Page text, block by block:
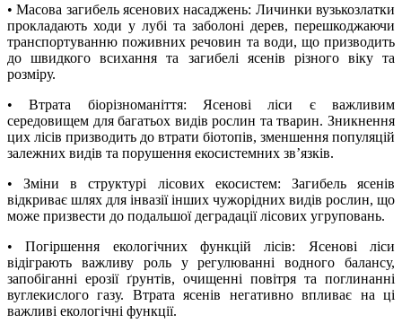
• Масова загибель ясенових насаджень: Личинки вузькозлатки
прокладають ходи у лубі та заболоні дерев, перешкоджаючи
транспортуванню поживних речовин та води, що призводить
до швидкого всихання та загибелі ясенів різного віку та
розміру.
• Втрата біорізноманіття: Ясенові ліси є важливим
середовищем для багатьох видів рослин та тварин. Зникнення
цих лісів призводить до втрати біотопів, зменшення популяцій
залежних видів та порушення екосистемних зв’язків.
• Зміни в структурі лісових екосистем: Загибель ясенів
відкриває шлях для інвазії інших чужорідних видів рослин, що
може призвести до подальшої деградації лісових угруповань.
• Погіршення екологічних функцій лісів: Ясенові ліси
відіграють важливу роль у регулюванні водного балансу,
запобіганні ерозії ґрунтів, очищенні повітря та поглинанні
вуглекислого газу. Втрата ясенів негативно впливає на ці
важливі екологічні функції.